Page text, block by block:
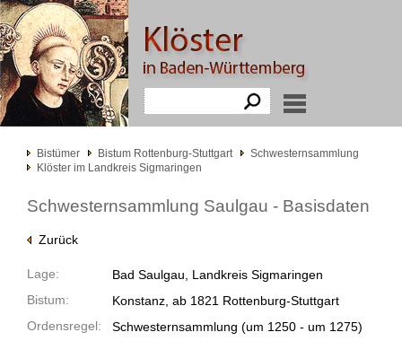
Bistümer Bistum Rottenburg-Stuttgart
Schwesternsammlung
Klöster im Landkreis Sigmaringen
Schwesternsammlung Saulgau - Basisdaten
Zurück
Lage:
Bad Saulgau, Landkreis Sigmaringen
Bistum:
Konstanz, ab 1821 Rottenburg-Stuttgart
Ordensregel:
Schwesternsammlung (um 1250 - um 1275)